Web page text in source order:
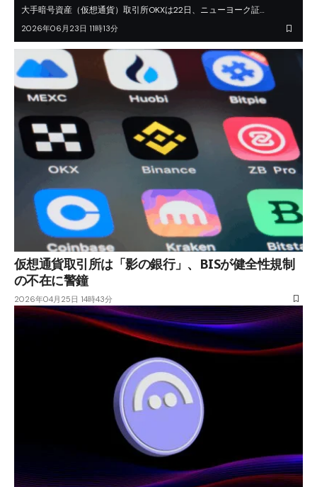
大手暗号資産（仮想通貨）取引所OKXは22日、ニューヨーク証…
2026年06月23日 11時13分
仮想通貨取引所は「影の銀行」、BISが健全性規制
の不在に警鐘
2026年04月25日 14時43分